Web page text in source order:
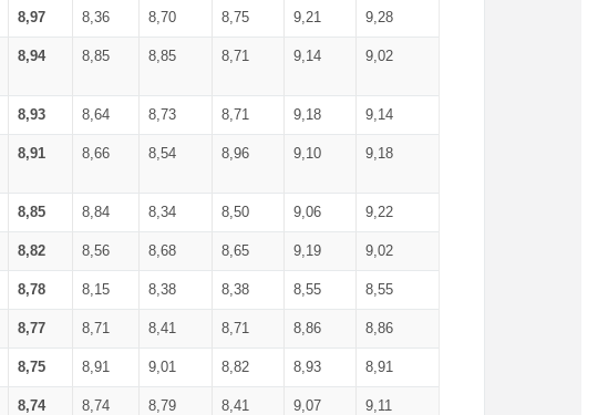
8,97 8,36 8,70 8,75 9,21 9,28
8,94 8,85 8,85 8,71 9,14 9,02
8,93 8,64 8,73 8,71 9,18 9,14
8,91 8,66 8,54 8,96 9,10 9,18
8,85 8,84 8,34 8,50 9,06 9,22
8,82 8,56 8,68 8,65 9,19 9,02
8,78 8,15 8,38 8,38 8,55 8,55
8,77 8,71 8,41 8,71 8,86 8,86
8,75 8,91 9,01 8,82 8,93 8,91
8,74 8,74 8,79 8,41 9,07 9,11